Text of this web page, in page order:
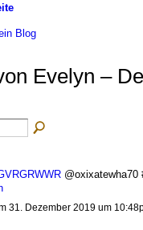
Blog
Evelyn –
@oxixatewha70
31. Dezember 2019 um